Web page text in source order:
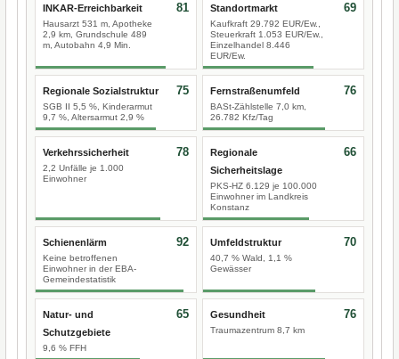
INKAR-Erreichbarkeit
Hausarzt 531 m, Apotheke
2,9 km, Grundschule 489
m, Autobahn 4,9 Min.
81 Standortmarkt
Kaufkraft 29.792 EUR/Ew.,
Steuerkraft 1.053 EUR/Ew.,
Einzelhandel 8.446
EUR/Ew.
69
Regionale Sozialstruktur
SGB II 5,5 %, Kinderarmut
9,7 %, Altersarmut 2,9 %
75 Fernstraßenumfeld
BASt-Zählstelle 7,0 km,
26.782 Kfz/Tag
76
Verkehrssicherheit
2,2 Unfälle je 1.000
Einwohner
78
Regionale
Sicherheitslage
PKS-HZ 6.129 je 100.000
Einwohner im Landkreis
Konstanz
66
Schienenlärm
Keine betroffenen
Einwohner in der EBA-
Gemeindestatistik
92 Umfeldstruktur
40,7 % Wald, 1,1 %
Gewässer
70
Natur- und
Schutzgebiete
9,6 % FFH
65 Gesundheit
Traumazentrum 8,7 km
76